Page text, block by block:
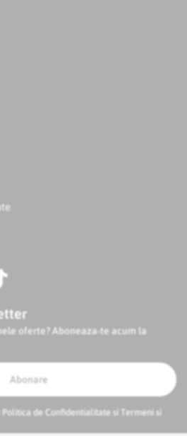
oferte? Aboneaza-te acum la
Abonare
Politica de Confidentialitate si
Termeni si